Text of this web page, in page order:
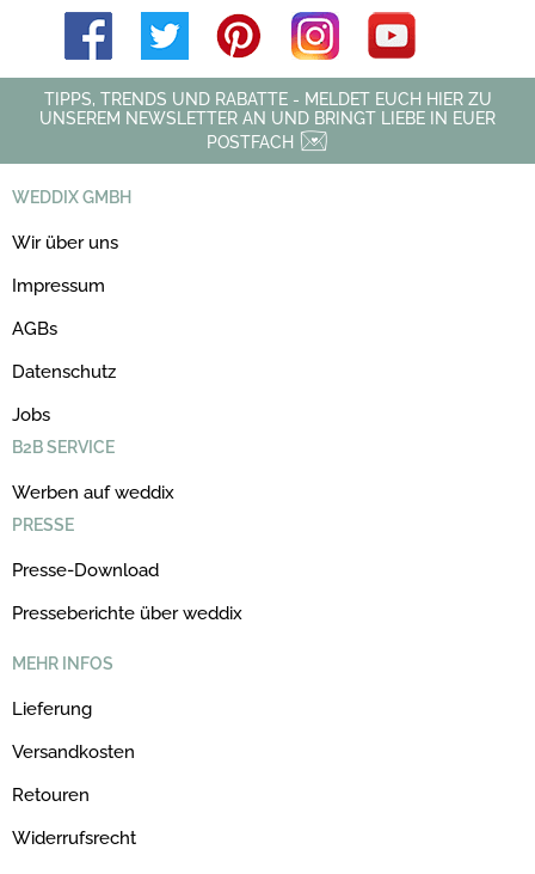
TIPPS, TRENDS UND RABATTE - MELDET EUCH HIER ZU
UNSEREM NEWSLETTER AN UND BRINGT LIEBE IN EUER
POSTFACH
WEDDIX GMBH
Wir über uns
Impressum
AGBs
Datenschutz
Jobs
B2B SERVICE
Werben auf weddix
PRESSE
Presse-Download
Presseberichte über weddix
MEHR INFOS
Lieferung
Versandkosten
Retouren
Widerrufsrecht